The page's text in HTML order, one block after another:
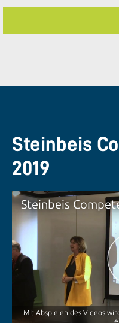
Steinbeis
2019
Steinbeis
Mit Abspielen des Videos